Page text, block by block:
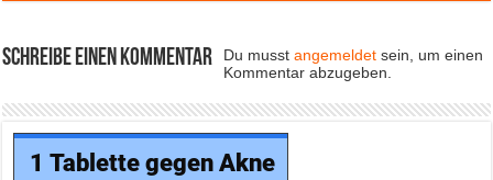
Schreibe einen Kommentar Du musstangemeldet sein, um einen
Kommentar abzugeben.